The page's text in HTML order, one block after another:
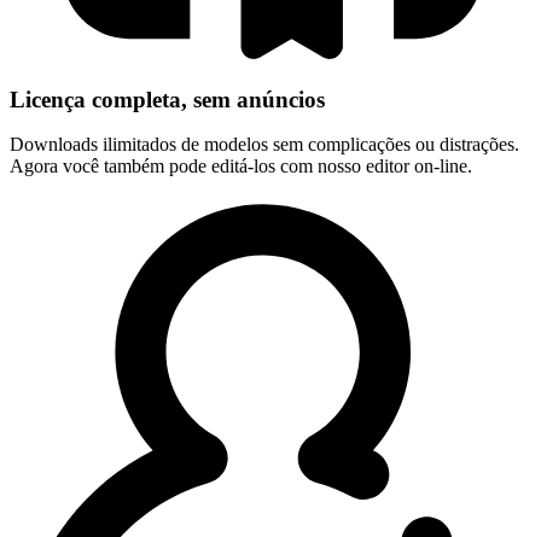
Licença completa, sem anúncios
Downloads ilimitados de modelos sem complicações ou distrações.
Agora você também pode editá-los com nosso editor on-line.